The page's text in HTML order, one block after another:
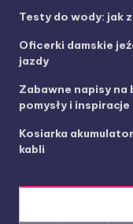
Testy do wody: jak
Oficerki damskie
jazdy
Zabawne napisy na
pomysły i inspiracje
Kosiarka
kabli